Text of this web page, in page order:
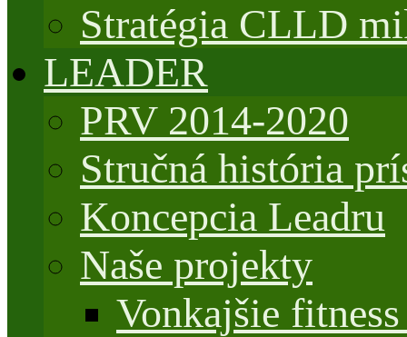
Stratégia CLLD
LEADER
PRV 2014-2020
Stručná história
Koncepcia Leadru
Naše projekty
Vonkajšie